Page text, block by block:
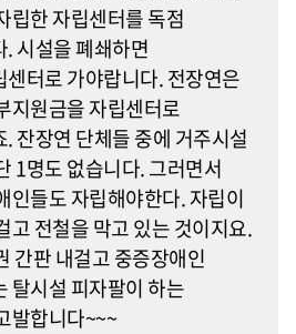
립한 자립센터를 독점
시설을 폐쇄하면
터로 가야랍니다. 전장연은
지원금을 자립센터로
잔장연 단체들 중에 거주시설
1명도 없습니다. 그러면서
인들도 자립해야한다. 자립이
고 전철을 막고 있는 것이지요.
간판 내걸고 중증장애인
탈시설 피자팔이 하는
발합니다~~~